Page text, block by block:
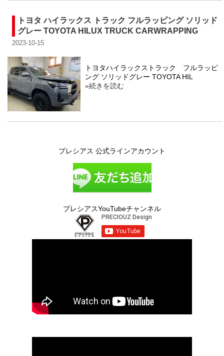
トヨタ ハイラックス トラック フルラッピング ソリッド
グレー TOYOTA HILUX TRUCK CARWRAPPING
2023-10-15
トヨタハイラックストラック フルラッピ
ング ソリッドグレー TOYOTA HIL
»続きを読む
プレシアス 公式ラインアカウント
プレシアスYouTubeチャンネル